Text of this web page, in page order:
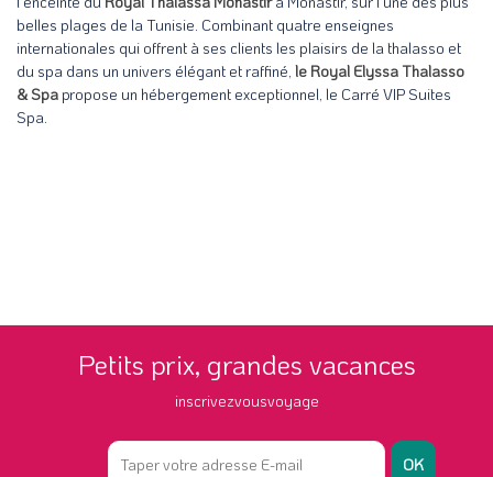
belles plages de la Tunisie. Combinant quatre enseignes
internationales qui offrent à ses clients les plaisirs de la thalasso et
du spa dans un univers élégant et raffiné, le Royal Elyssa Thalasso
& Spapropose un hébergement exceptionnel, le Carré VIP Suites
Spa.
Petits prix, grandes vacances
inscrivezvousvoyage
OK